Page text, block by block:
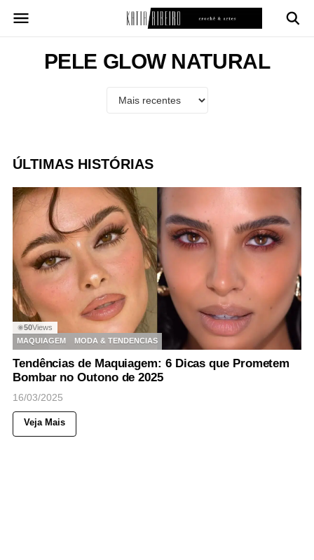
para
PELE GLOW NATURAL
ÚLTIMAS HISTÓRIAS
◉50Views
MAQUIAGEM
MODA & TENDENCIAS
Tendências de Maquiagem: 6 Dicas que Prometem
Bombar no Outono de 2025
16/03/2025
Veja Mais